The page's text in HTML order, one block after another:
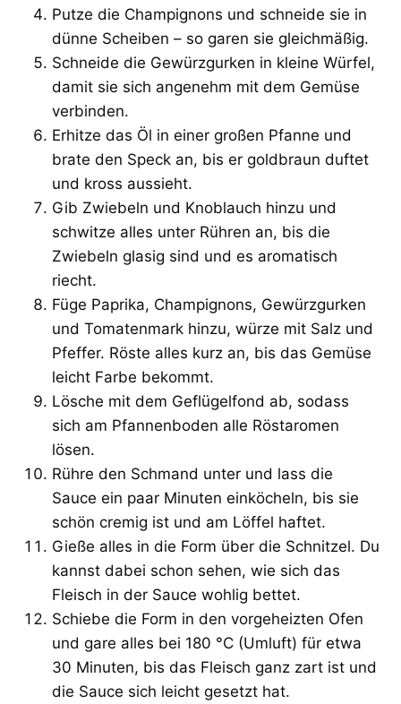
Putze die Champignons und schneide sie in
dünne Scheiben – so garen sie gleichmäßig.
Schneide die Gewürzgurken in kleine Würfel,
damit sie sich angenehm mit dem Gemüse
verbinden.
Erhitze das Öl in einer großen Pfanne und
brate den Speck an, bis er goldbraun duftet
und kross aussieht.
Gib Zwiebeln und Knoblauch hinzu und
schwitze alles unter Rühren an, bis die
Zwiebeln glasig sind und es aromatisch
riecht.
Füge Paprika, Champignons, Gewürzgurken
und Tomatenmark hinzu, würze mit Salz und
Pfeffer. Röste alles kurz an, bis das Gemüse
leicht Farbe bekommt.
Lösche mit dem Geflügelfond ab, sodass
sich am Pfannenboden alle Röstaromen
lösen.
Rühre den Schmand unter und lass die
Sauce ein paar Minuten einköcheln, bis sie
schön cremig ist und am Löffel haftet.
Gieße alles in die Form über die Schnitzel. Du
kannst dabei schon sehen, wie sich das
Fleisch in der Sauce wohlig bettet.
Schiebe die Form in den vorgeheizten Ofen
und gare alles bei 180 °C (Umluft) für etwa
30 Minuten, bis das Fleisch ganz zart ist und
die Sauce sich leicht gesetzt hat.